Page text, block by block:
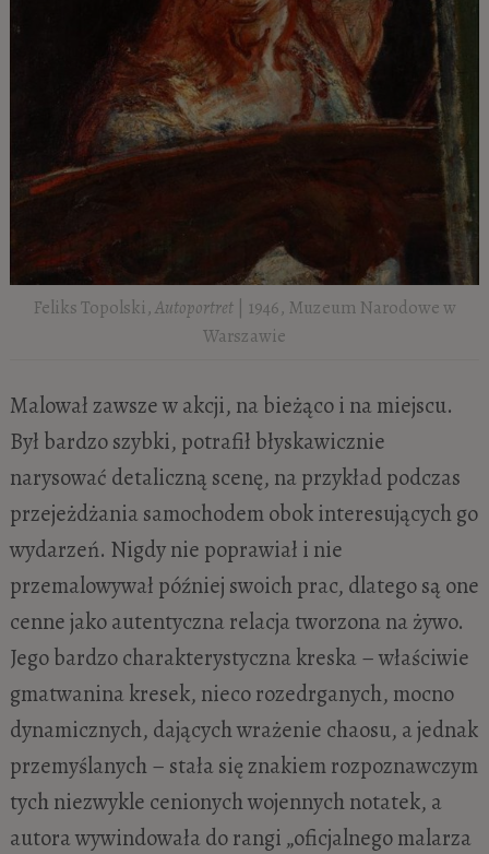
Feliks Topolski,Autoportret | 1946, Muzeum Narodowe w
Warszawie
Malował zawsze w akcji, na bieżąco i na miejscu.
Był bardzo szybki, potrafił błyskawicznie
narysować detaliczną scenę, na przykład podczas
przejeżdżania samochodem obok interesujących go
wydarzeń. Nigdy nie poprawiał i nie
przemalowywał później swoich prac, dlatego są one
cenne jako autentyczna relacja tworzona na żywo.
Jego bardzo charakterystyczna kreska – właściwie
gmatwanina kresek, nieco rozedrganych, mocno
dynamicznych, dających wrażenie chaosu, a jednak
przemyślanych – stała się znakiem rozpoznawczym
tych niezwykle cenionych wojennych notatek, a
autora wywindowała do rangi „oficjalnego malarza